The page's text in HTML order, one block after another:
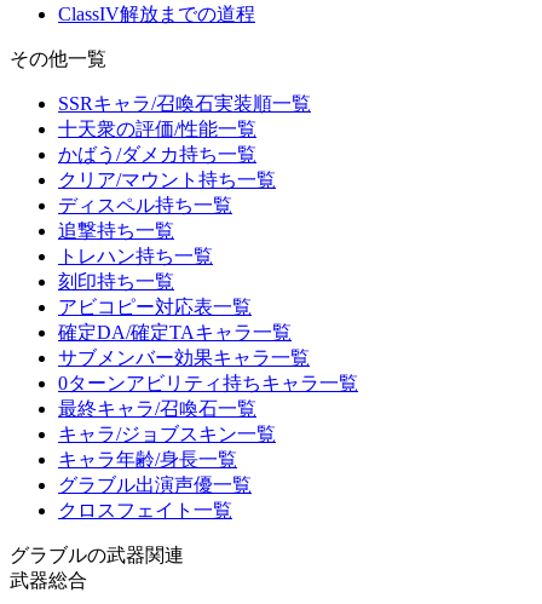
ClassIV解放までの道程
その他一覧
SSRキャラ/召喚石実装順一覧
十天衆の評価/性能一覧
かばう/ダメカ持ち一覧
クリア/マウント持ち一覧
ディスペル持ち一覧
追撃持ち一覧
トレハン持ち一覧
刻印持ち一覧
アビコピー対応表一覧
確定DA/確定TAキャラ一覧
サブメンバー効果キャラ一覧
0ターンアビリティ持ちキャラ一覧
最終キャラ/召喚石一覧
キャラ/ジョブスキン一覧
キャラ年齢/身長一覧
グラブル出演声優一覧
クロスフェイト一覧
グラブルの武器関連
武器総合